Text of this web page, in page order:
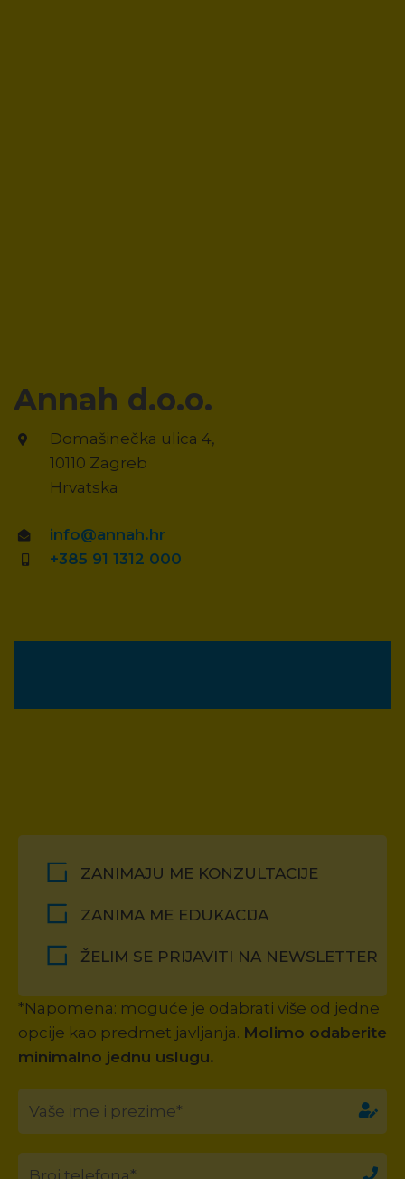
Annah d.o.o.
Domašinečka ulica 4,
10110 Zagreb
Hrvatska
info@annah.hr
+385 91 1312 000
ZANIMAJU ME KONZULTACIJE
ZANIMA ME EDUKACIJA
ŽELIM SE PRIJAVITI NA NEWSLETTER
*Napomena: moguće je odabrati više od jedne
opcije kao predmet javljanja. Molimo odaberite
minimalno jednu uslugu.